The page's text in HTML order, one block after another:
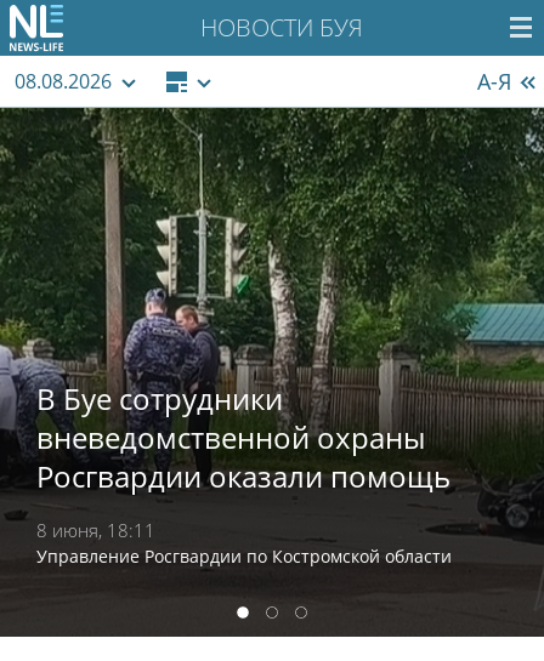
НОВОСТИ БУЯ
08.08.2026 А-Я
В Буе сотрудники
вневедомственной охраны
Росгвардии оказали помощь
пострадавшему в дорожно-
транспортном происшествии
8 июня, 18:11
Управление Росгвардии по Костромской области
1 2 3